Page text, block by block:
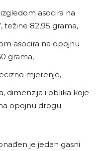
asocira na
težine 82,95 grama,
asocira na opojnu
grama,
mjerenje,
dimenzija i oblika koje
opojnu drogu
je jedan gasni